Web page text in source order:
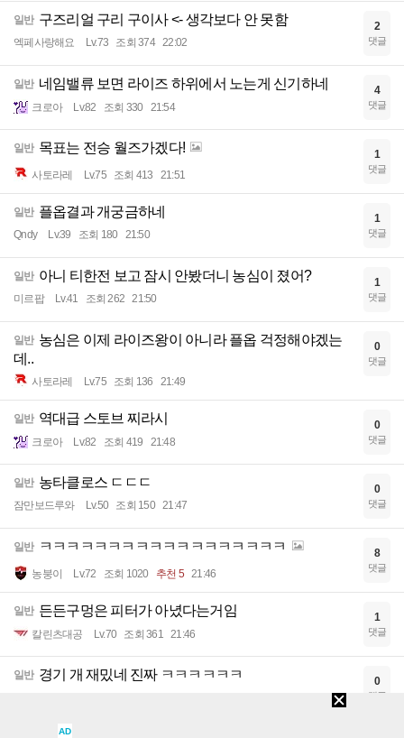
일반 구즈리얼 구리 구이사 <- 생각보다 안 못함
엑페사랑해요 Lv.73 조회 374 22:02
2
댓글
일반 네임밸류 보면 라이즈 하위에서 노는게 신기하네
크로아 Lv.82 조회 330 21:54
4
댓글
일반 목표는 전승 월즈가겠다!
사토라레 Lv.75 조회 413 21:51
1
댓글
일반 플옵결과 개궁금하네
Qndy Lv.39 조회 180 21:50
1
댓글
일반 아니 티한전 보고 잠시 안봤더니 농심이 졌어?
미르팝 Lv.41 조회 262 21:50
1
댓글
일반 농심은 이제 라이즈왕이 아니라 플옵 걱정해야겠는
데..
사토라레 Lv.75 조회 136 21:49
0
댓글
일반 역대급 스토브 찌라시
크로아 Lv.82 조회 419 21:48
0
댓글
일반 농타클로스 ㄷㄷㄷ
잠만보드루와 Lv.50 조회 150 21:47
0
댓글
일반 ㅋㅋㅋㅋㅋㅋㅋㅋㅋㅋㅋㅋㅋㅋㅋㅋㅋㅋ
농붕이 Lv.72 조회 1020 추천 5 21:46
8
댓글
일반 든든구멍은 피터가 아녔다는거임
칼린츠대공 Lv.70 조회 361 21:46
1
댓글
일반 경기 개 재밌네 진짜 ㅋㅋㅋㅋㅋㅋ 0
댓글
AD